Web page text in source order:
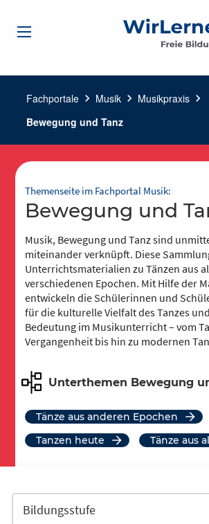
Fachportale chevron_right Musik chevron_right Musikpraxis chevron_right
Bewegung und Tanz
Themenseite im Fachportal Musik:
Bewegung und
Musik, Bewegung und Tanz sind
miteinander verknüpft. Diese
Unterrichtsmaterialien zu Tänzen aus
verschiedenen Epochen. Mit Hilfe der
entwickeln die Schülerinnen und
für die kulturelle Vielfalt des Tanzes
Bedeutung im Musikunterricht – vom
Vergangenheit bis hin zu modernen
Unterthemen Bewegung
Tänze aus anderen Epochen
Tanzen heute
Tänze aus